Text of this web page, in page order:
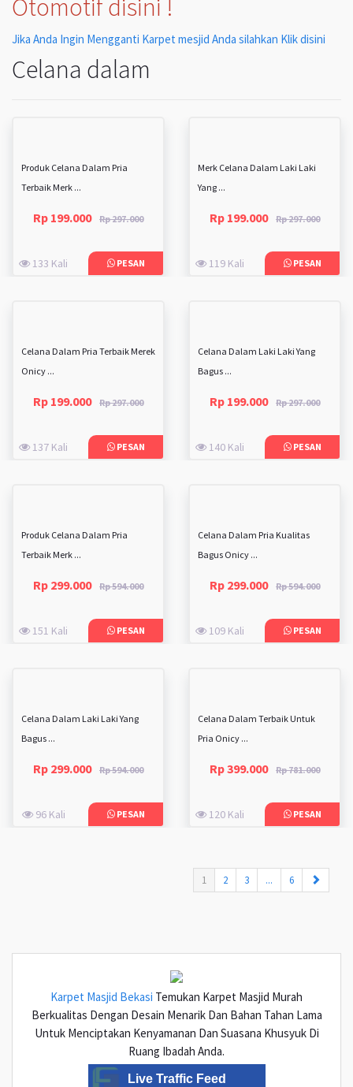
Otomotif disini !
Jika Anda Ingin Mengganti Karpet mesjid Anda silahkan Klik disini
Celana dalam
Produk Celana Dalam Pria
Terbaik Merk ...
Rp 199.000 Rp 297.000
133 Kali PESAN
Merk Celana Dalam Laki Laki
Yang ...
Rp 199.000 Rp 297.000
119 Kali PESAN
Celana Dalam Pria Terbaik Merek
Onicy ...
Rp 199.000 Rp 297.000
137 Kali PESAN
Celana Dalam Laki Laki Yang
Bagus ...
Rp 199.000 Rp 297.000
140 Kali PESAN
Produk Celana Dalam Pria
Terbaik Merk ...
Rp 299.000 Rp 594.000
151 Kali PESAN
Celana Dalam Pria Kualitas
Bagus Onicy ...
Rp 299.000 Rp 594.000
109 Kali PESAN
Celana Dalam Laki Laki Yang
Bagus ...
Rp 299.000 Rp 594.000
96 Kali PESAN
Celana Dalam Terbaik Untuk
Pria Onicy ...
Rp 399.000 Rp 781.000
120 Kali PESAN
1 (current)
2 3 ... 6
Karpet Masjid Bekasi Temukan Karpet Masjid Murah
Berkualitas Dengan Desain Menarik Dan Bahan Tahan Lama
Untuk Menciptakan Kenyamanan Dan Suasana Khusyuk Di
Ruang Ibadah Anda.
Live Traffic Feed